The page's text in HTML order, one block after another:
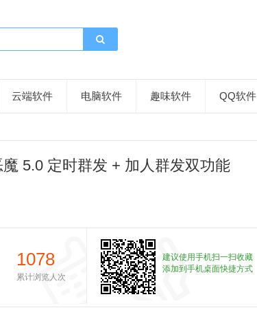
云端软件 电脑软件 趣味软件 QQ软件
5.0 定时群发 + 加人群发双功能
1078
累计浏览人次
建议使用手机扫一扫收藏
添加到手机桌面快捷方式